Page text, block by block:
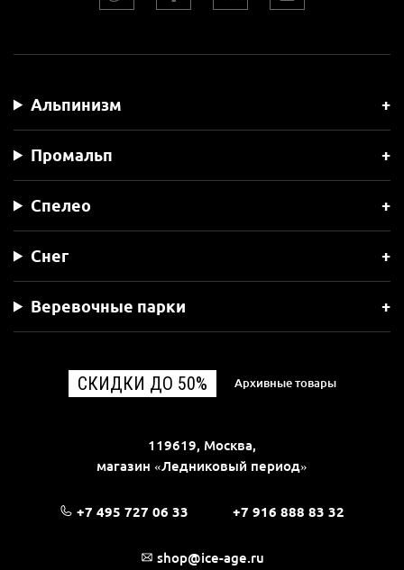
Альпинизм
Промальп
Спелео
Снег
Веревочные парки
СКИДКИ ДО 50% Архивные товары
119619, Москва,
магазин «Ледниковый период»
+7 495 727 06 33 +7 916 888 83 32
shop@ice-age.ru